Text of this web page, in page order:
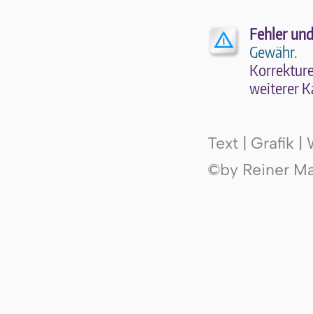
Fehler
Gewähr.
wei­te­rer
Text | Grafik |
©by Reiner